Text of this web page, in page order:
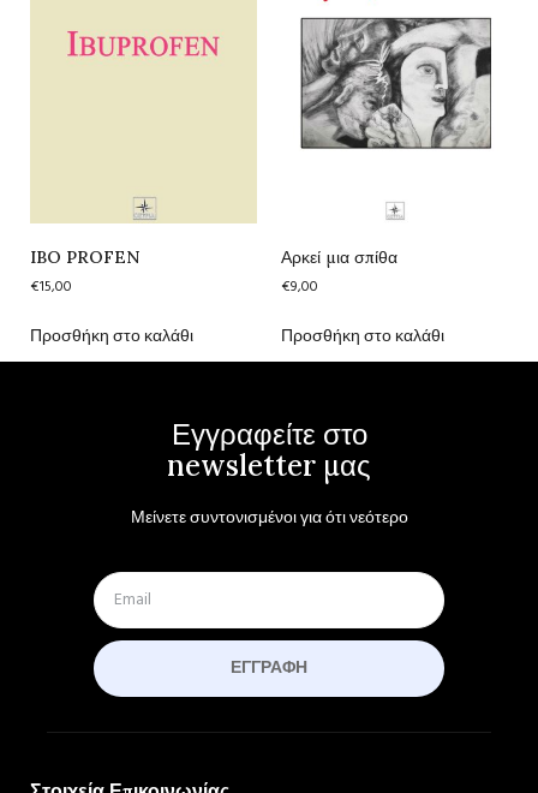
IBO PROFEN
€15,00
Προσθήκη στο καλάθι
Αρκεί μια σπίθα
€9,00
Προσθήκη στο καλάθι
Εγγραφείτε στο
newsletter μας
Μείνετε συντονισμένοι για ότι νεότερο
ΕΓΓΡΑΦΉ